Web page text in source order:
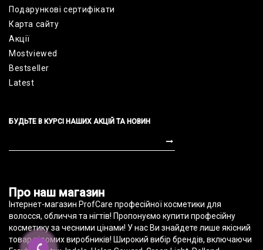
Подарункові сертифікати
Карта сайту
Акції
Mostviewed
Bestseller
Latest
БУДЬТЕ В КУРСІ НАШИХ АКЦІЙ ТА НОВИН
Про наш магазин
Інтернет-магазин ProfCare професійної косметики для
волосся, обличчя та нігтів! Пропонуємо купити професійну
косметику за чесними цінами! У нас Ви знайдете лише якісний
товар відомих виробників! Широкий вибір брендів, включаючи